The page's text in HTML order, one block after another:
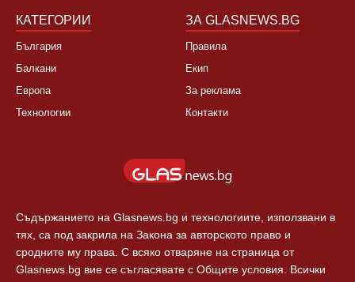
КАТЕГОРИИ
България
Балкани
Европа
Технологии
ЗА GLASNEWS.BG
Правила
Екип
За реклама
Контакти
Съдържанието на Glasnews.bg и технологиите, използвани в
тях, са под закрила на Закона за авторското право и
сродните му права. С всяко отваряне на страница от
Glasnews.bg вие се съгласявате с Общите условия. Всички